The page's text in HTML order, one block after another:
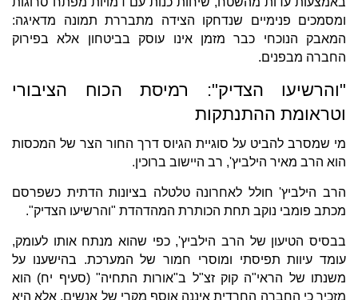
ומסמכים פנימיים שנדחקו הצידה מתבררת תמונה מדאיגה:
המאבק הנוכחי כבר מזמן אינו עוסק בביטחון אלא בפירוק
החברה מבפנים.
"והרשיעו הצדיק": רמיסת הכוח הציבורי
וטראומת ההתנתקות
מי שמסרב להביט על סוגיית הגיוס דרך החור הצר של המכסות
הוא הרב מאיר הילביץ', רב היישוב ברוכין.
הרב הילביץ' חולל לאחרונה טלטלה בציונות הדתית כשפרסם
מכתב פומבי נוקב תחת הכותרת המהדהדת "והרשיעו הצדיק".
בבסיס הטיעון של הרב הילביץ', כפי שהוא מנתח אותו לעומק,
עומד עיוות תפיסתי ומוסרי חמור של המערכת. בהישענו על
משנתו של הראי"ה קוק זצ"ל ב"אורות התחיה" (סעיף יח) הוא
מזכיר כי החברה החרדית איננה אוסף מקרי של אנשים, אלא היא